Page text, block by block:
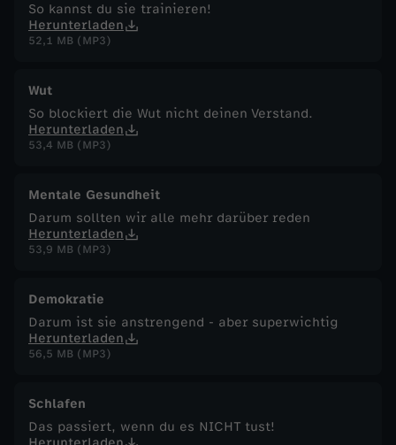
So kannst du sie trainieren!
Herunterladen
52,1 MB (MP3)
Wut
So blockiert die Wut nicht deinen Verstand.
Herunterladen
53,4 MB (MP3)
Mentale Gesundheit
Darum sollten wir alle mehr darüber reden
Herunterladen
53,9 MB (MP3)
Demokratie
Darum ist sie anstrengend - aber superwichtig
Herunterladen
56,5 MB (MP3)
Schlafen
Das passiert, wenn du es NICHT tust!